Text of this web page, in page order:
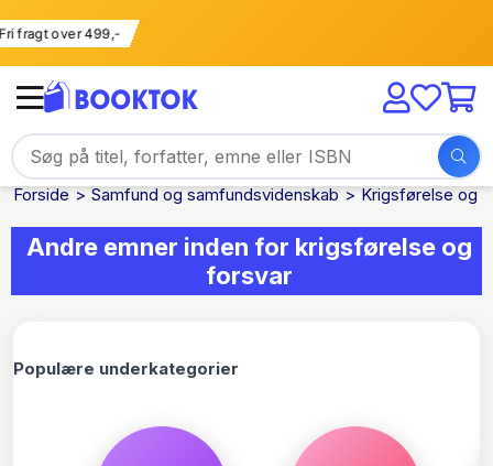
Fri fragt over 499,-
Forside Samfund og samfundsvidenskab Krigsførelse og
Andre emner inden for krigsførelse og
forsvar
Populære underkategorier